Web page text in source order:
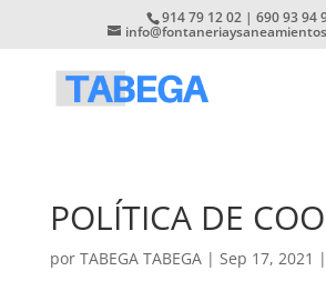
914 79 12 02 | 690 93 94
POLÍTICA DE
por TABEGA TABEGA| Sep 17, 2021 |